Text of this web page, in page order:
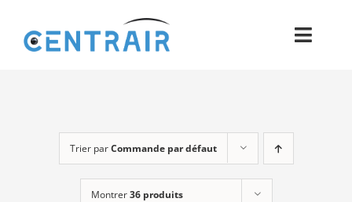
contenu
Moyens
Pièces
Trier parCommande par défaut
Montrer36 produits